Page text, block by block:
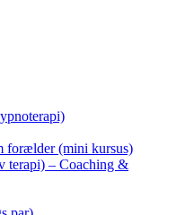
forælder (mini kursus)
terapi) – Coaching &